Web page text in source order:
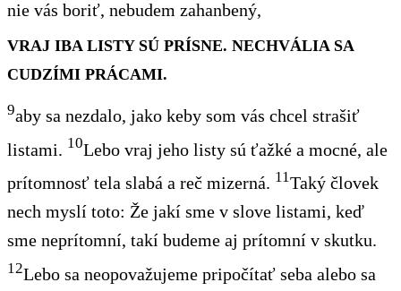
nie vás boriť, nebudem zahanbený,
VRAJ IBA LISTY SÚ PRÍSNE. NECHVÁLIA SA
CUDZÍMI PRÁCAMI.
9aby sa nezdalo, jako keby som vás chcel strašiť
listami.
10Lebo vraj jeho listy sú ťažké a mocné, ale
prítomnosť tela slabá a reč mizerná. 11Taký človek
nech myslí toto: Že jakí sme v slove listami, keď
sme neprítomní, takí budeme aj prítomní v skutku.
12Lebo sa neopovažujeme pripočítať seba alebo sa